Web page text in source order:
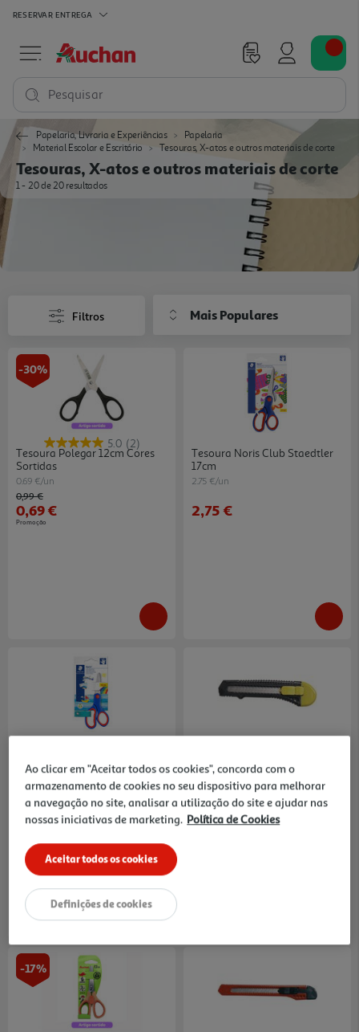
RESERVAR ENTREGA
Pesquisar
Papelaria, Livraria e Experiências
Papelaria
Material Escolar e Escritório
Tesouras, X-atos e outros materiais de corte
Tesouras, X-atos e outros materiais de corte
1 - 20 de 20 resultados
Filtros Mais Populares
-30%
5.0 (2)
Tesoura Polegar 12cm Cores
Sortidas
0.69 €/un
Price reduced from
0,99 €to
0,69 €
Promoção
Tesoura Noris Club Staedtler
17cm
2.75 €/un
2,75 €
14cm
2,59 €
1.79 €/un
1,79 €
-17%
Ao clicar em "Aceitar todos os cookies", concorda com o
armazenamento de cookies no seu dispositivo para melhorar
a navegação no site, analisar a utilização do site e ajudar nas
nossas iniciativas de marketing. Política de Cookies
Aceitar todos os cookies
Definições de cookies